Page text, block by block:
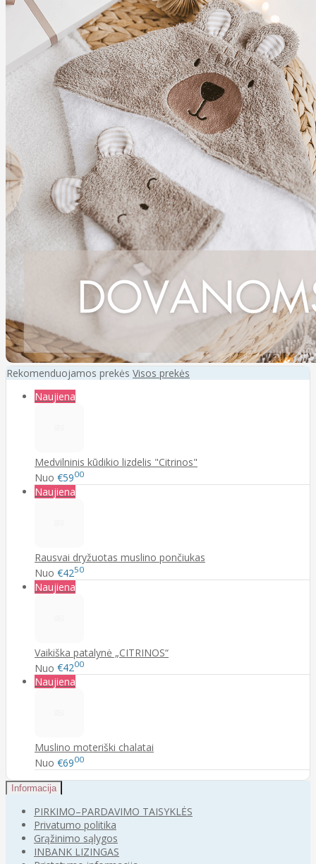
Rekomenduojamos prekės Visos prekės
Naujiena
Medvilninis kūdikio lizdelis "Citrinos"
Nuo €5900
Naujiena
Rausvai dryžuotas muslino pončiukas
Nuo €4250
Naujiena
Vaikiška patalynė „CITRINOS“
Nuo €4200
Naujiena
Muslino moteriški chalatai
Nuo €6900
Informacija
PIRKIMO–PARDAVIMO TAISYKLĖS
Privatumo politika
Grąžinimo sąlygos
INBANK LIZINGAS